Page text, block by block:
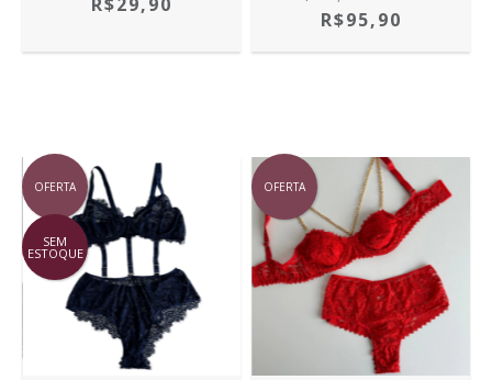
R$95,90
OFERTA
SEM
ESTOQUE
OFERTA